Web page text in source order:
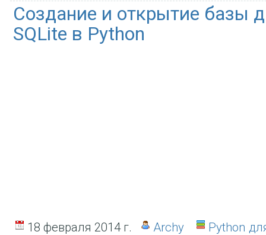
Создание и открытие базы
SQLite в Python
18 февраля 2014 г. Archy
Python